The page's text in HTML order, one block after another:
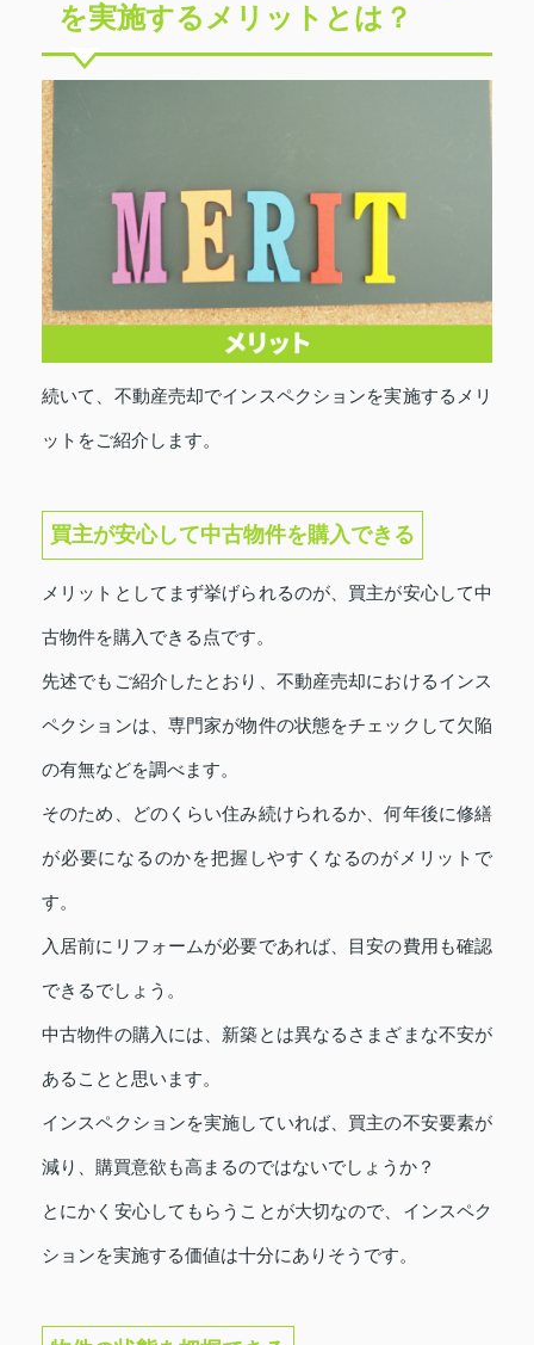
を実施するメリットとは？
続いて、不動産売却でインスペクションを実施するメリ
ットをご紹介します。
買主が安心して中古物件を購入できる
メリットとしてまず挙げられるのが、買主が安心して中
古物件を購入できる点です。
先述でもご紹介したとおり、不動産売却におけるインス
ペクションは、専門家が物件の状態をチェックして欠陥
の有無などを調べます。
そのため、どのくらい住み続けられるか、何年後に修繕
が必要になるのかを把握しやすくなるのがメリットで
す。
入居前にリフォームが必要であれば、目安の費用も確認
できるでしょう。
中古物件の購入には、新築とは異なるさまざまな不安が
あることと思います。
インスペクションを実施していれば、買主の不安要素が
減り、購買意欲も高まるのではないでしょうか？
とにかく安心してもらうことが大切なので、インスペク
ションを実施する価値は十分にありそうです。